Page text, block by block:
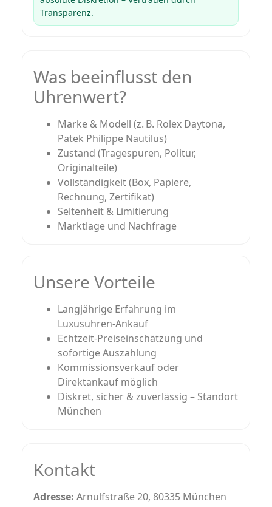
Transparenz.
Was beeinflusst den
Uhrenwert?
Marke & Modell (z. B. Rolex Daytona,
Patek Philippe Nautilus)
Zustand (Tragespuren, Politur,
Originalteile)
Vollständigkeit (Box, Papiere,
Rechnung, Zertifikat)
Seltenheit & Limitierung
Marktlage und Nachfrage
Unsere Vorteile
Langjährige Erfahrung im
Luxusuhren‑Ankauf
Echtzeit‑Preiseinschätzung und
sofortige Auszahlung
Kommissionsverkauf oder
Direktankauf möglich
Diskret, sicher & zuverlässig – Standort
München
Kontakt
Adresse: Arnulfstraße 20, 80335 München